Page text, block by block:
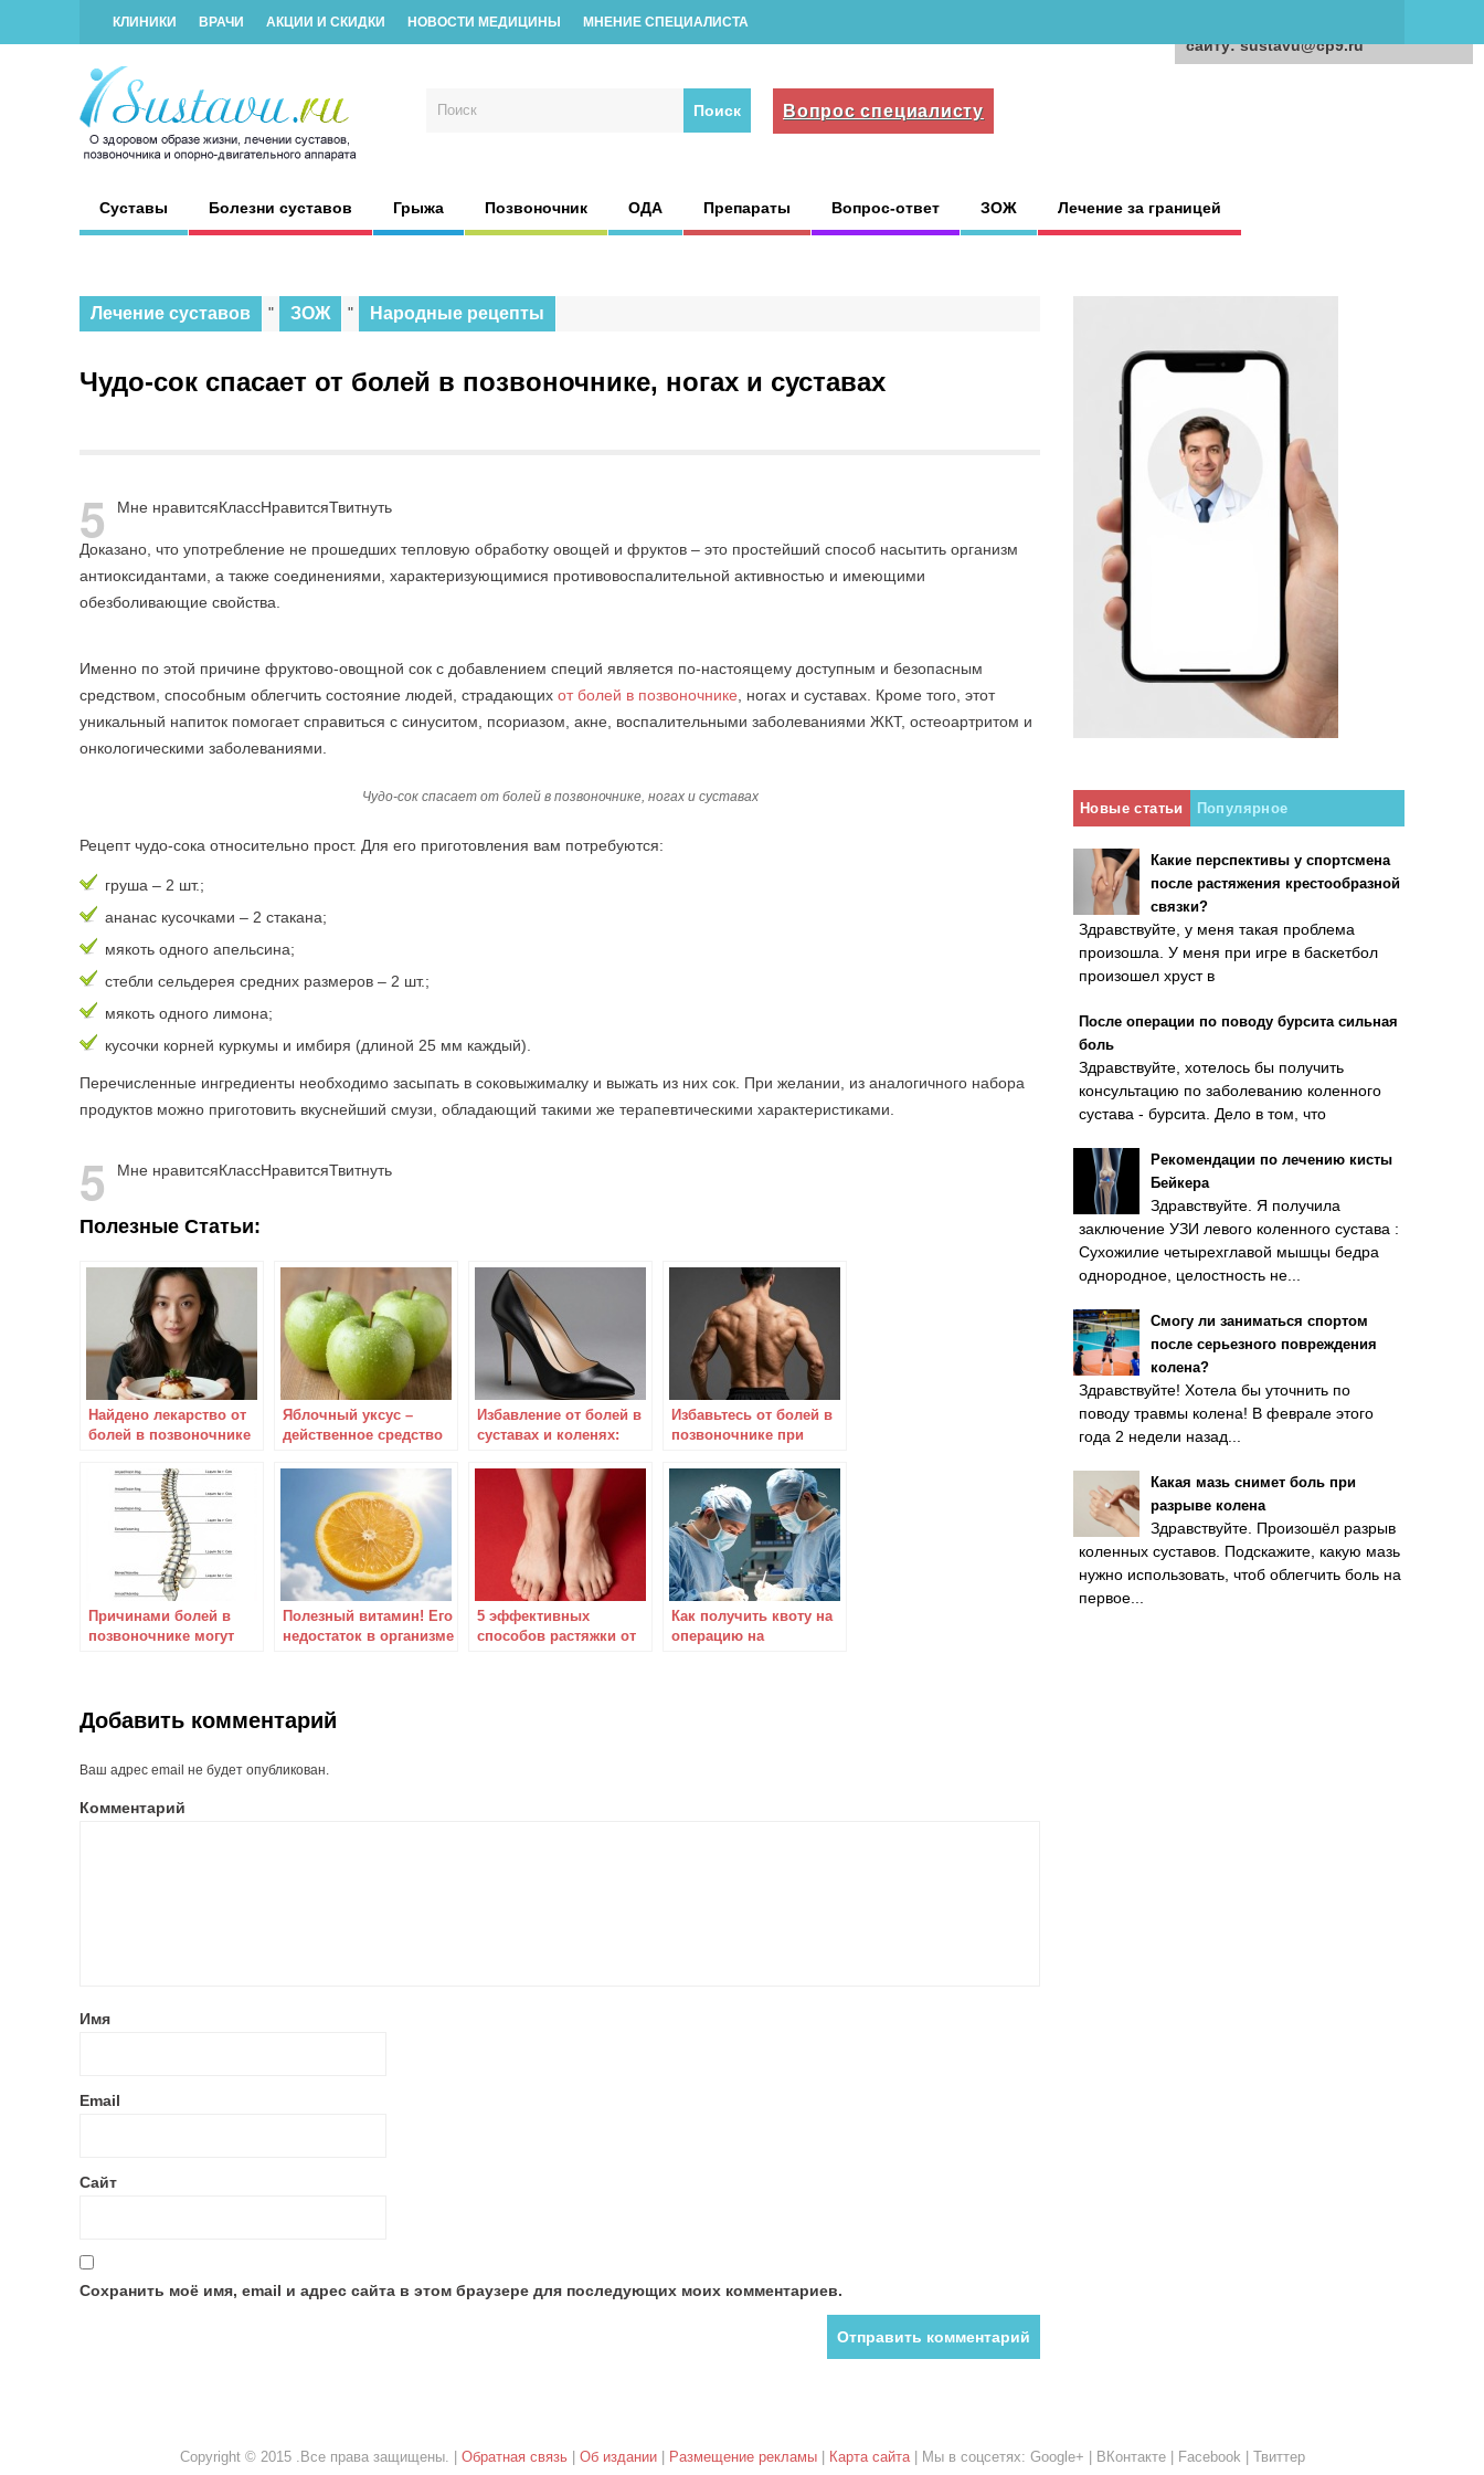
КЛИНИКИ ВРАЧИ АКЦИИ И СКИДКИ НОВОСТИ МЕДИЦИНЫ МНЕНИЕ СПЕЦИАЛИСТА
Вопрос специалисту
Суставы Болезни суставов Грыжа Позвоночник ОДА Препараты Вопрос-ответ ЗОЖ Лечение за границей
Лечение суставов " ЗОЖ " Народные рецепты
Чудо-сок спасает от болей в позвоночнике, ногах и суставах
5 Мне нравитсяКлассНравитсяТвитнуть
Доказано, что употребление не прошедших тепловую обработку овощей и фруктов – это простейший способ насытить организм
антиоксидантами, а также соединениями, характеризующимися противовоспалительной активностью и имеющими
обезболивающие свойства.
Именно по этой причине фруктово-овощной сок с добавлением специй является по-настоящему доступным и безопасным
средством, способным облегчить состояние людей, страдающих от болей в позвоночнике , ногах и суставах. Кроме того, этот
уникальный напиток помогает справиться с синуситом, псориазом, акне, воспалительными заболеваниями ЖКТ, остеоартритом и
онкологическими заболеваниями.
Чудо-сок спасает от болей в позвоночнике, ногах и суставах
Рецепт чудо-сока относительно прост. Для его приготовления вам потребуются:
груша – 2 шт.;
ананас кусочками – 2 стакана;
мякоть одного апельсина;
стебли сельдерея средних размеров – 2 шт.;
мякоть одного лимона;
кусочки корней куркумы и имбиря (длиной 25 мм каждый).
Перечисленные ингредиенты необходимо засыпать в соковыжималку и выжать из них сок. При желании, из аналогичного набора
продуктов можно приготовить вкуснейший смузи, обладающий такими же терапевтическими характеристиками.
5 Мне нравитсяКлассНравитсяТвитнуть
Полезные Статьи:
Найдено лекарство от
болей в позвоночнике
Яблочный уксус –
действенное средство
Избавление от болей в
суставах и коленях:
недорогое средство
Избавьтесь от болей в
позвоночнике при
укрепляющей
тренировки
Причинами болей в
позвоночнике могут
Полезный витамин! Его
недостаток в организме
5 эффективных
способов растяжки от
Как получить квоту на
операцию на
Добавить комментарий
Ваш адрес email не будет опубликован.
Комментарий
Имя
Email
Сайт
Сохранить моё имя, email и адрес сайта в этом браузере для последующих моих комментариев.
Новые статьи Популярное
Какие перспективы у спортсмена
после растяжения крестообразной
связки?
Здравствуйте, у меня такая проблема
произошла. У меня при игре в баскетбол
произошел хруст в
После операции по поводу бурсита сильная
боль
Здравствуйте, хотелось бы получить
консультацию по заболеванию коленного
сустава - бурсита. Дело в том, что
Рекомендации по лечению кисты
Бейкера
Здравствуйте. Я получила
заключение УЗИ левого коленного сустава :
Сухожилие четырехглавой мышцы бедра
однородное, целостность не...
Смогу ли заниматься спортом
после серьезного повреждения
колена?
Здравствуйте! Хотела бы уточнить по
поводу травмы колена! В феврале этого
года 2 недели назад...
Какая мазь снимет боль при
разрыве колена
Здравствуйте. Произошёл разрыв
коленных суставов. Подскажите, какую мазь
нужно использовать, чтоб облегчить боль на
первое...
Copyright © 2015 .Все права защищены. | Обратная связь| Об издании| Размещение рекламы| Карта сайта| Мы в соцсетях: Google+ | ВКонтакте | Facebook | Твиттер
сайту: sustavu@cp9.ru